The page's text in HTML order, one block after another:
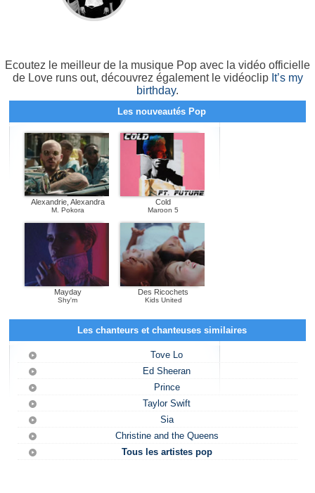
Ecoutez le meilleur de la musique Pop avec la vidéo officielle
de Love runs out, découvrez également le vidéoclip It’s my
birthday.
Les nouveautés Pop
Alexandrie, Alexandra
M. Pokora
Cold
Maroon 5
Mayday
Shy'm
Des Ricochets
Kids United
Les chanteurs et chanteuses similaires
Tove Lo
Ed Sheeran
Prince
Taylor Swift
Sia
Christine and the Queens
Tous les artistes pop